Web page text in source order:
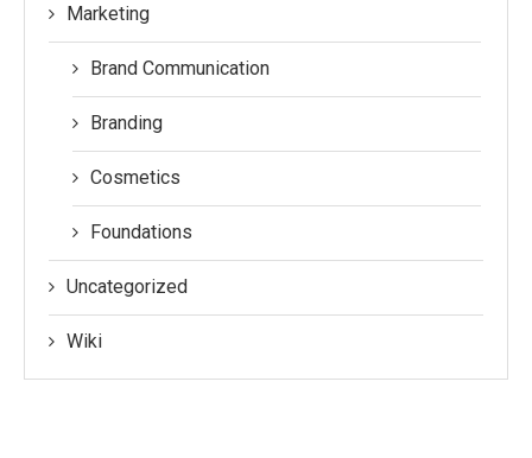
Marketing
Brand Communication
Branding
Cosmetics
Foundations
Uncategorized
Wiki